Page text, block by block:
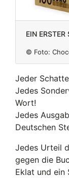
Ein
© Foto:
Jeder
Jedes
Wort!
Jedes
Deutschen
Jedes Urteil
gegen die
Eklat und ein